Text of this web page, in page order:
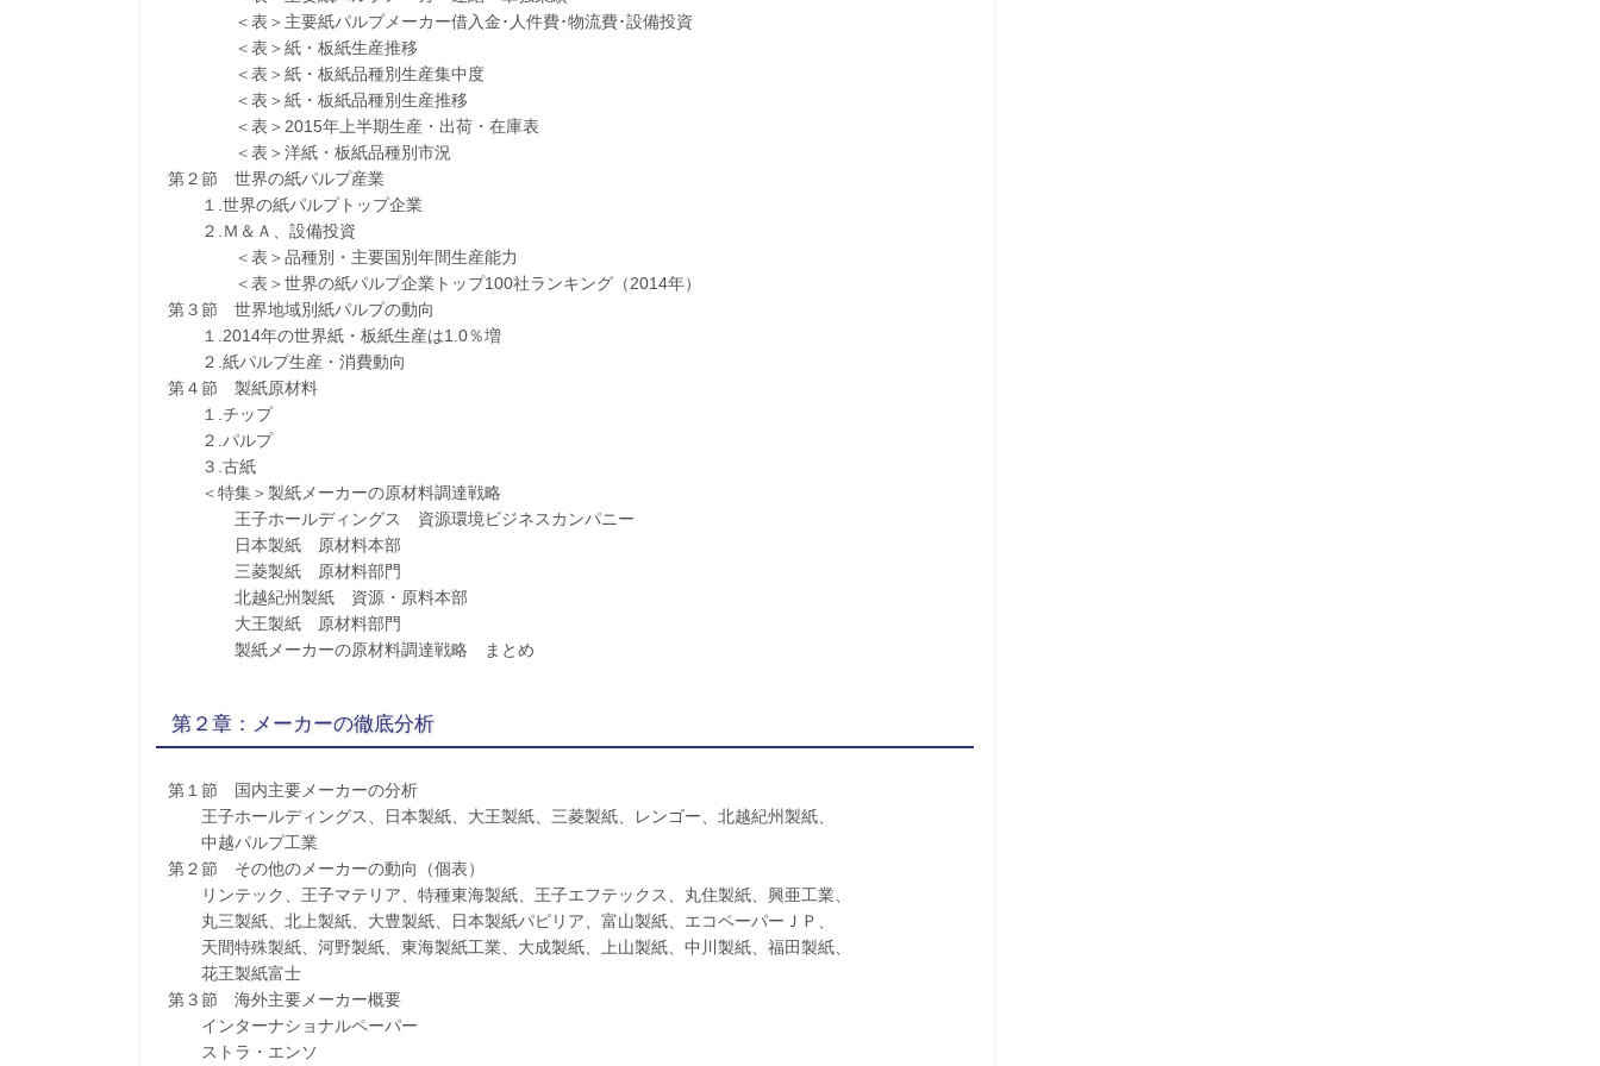
＜表＞主要紙パルプメーカー借入金･人件費･物流費･設備投資
＜表＞紙・板紙生産推移
＜表＞紙・板紙品種別生産集中度
＜表＞紙・板紙品種別生産推移
＜表＞2015年上半期生産・出荷・在庫表
＜表＞洋紙・板紙品種別市況
第２節 世界の紙パルプ産業
１.世界の紙パルプトップ企業
２.Ｍ＆Ａ、設備投資
＜表＞品種別・主要国別年間生産能力
＜表＞世界の紙パルプ企業トップ100社ランキング（2014年）
第３節 世界地域別紙パルプの動向
１.2014年の世界紙・板紙生産は1.0％増
２.紙パルプ生産・消費動向
第４節 製紙原材料
１.チップ
２.パルプ
３.古紙
＜特集＞製紙メーカーの原材料調達戦略
王子ホールディングス 資源環境ビジネスカンパニー
日本製紙 原材料本部
三菱製紙 原材料部門
北越紀州製紙 資源・原料本部
大王製紙 原材料部門
製紙メーカーの原材料調達戦略 まとめ
第２章：メーカーの徹底分析
第１節 国内主要メーカーの分析
王子ホールディングス、日本製紙、大王製紙、三菱製紙、レンゴー、北越紀州製紙、
中越パルプ工業
第２節 その他のメーカーの動向（個表）
リンテック、王子マテリア、特種東海製紙、王子エフテックス、丸住製紙、興亜工業、
丸三製紙、北上製紙、大豊製紙、日本製紙パピリア、富山製紙、エコペーパーＪＰ、
天間特殊製紙、河野製紙、東海製紙工業、大成製紙、上山製紙、中川製紙、福田製紙、
花王製紙富士
第３節 海外主要メーカー概要
インターナショナルペーパー
ストラ・エンソ